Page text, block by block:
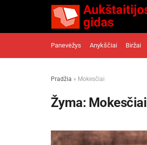
Panevėžys Anykščiai Biržai
Pradžia » Mokesčiai
Žyma: Mokesčiai